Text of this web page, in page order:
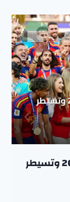
إسبانيا تتوج بكأس العالم 2026 وتسيطر